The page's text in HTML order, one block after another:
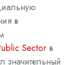
в
Sector в
значительный